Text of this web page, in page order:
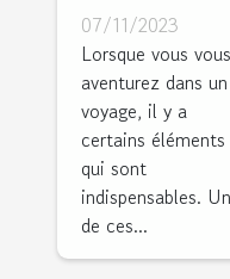
meilleur
réveil de
voyage
pour vos
aventures
07/11/2023
Lorsque vous vous
aventurez dans un
voyage, il y a
certains éléments
qui sont
indispensables. Un
de ces...